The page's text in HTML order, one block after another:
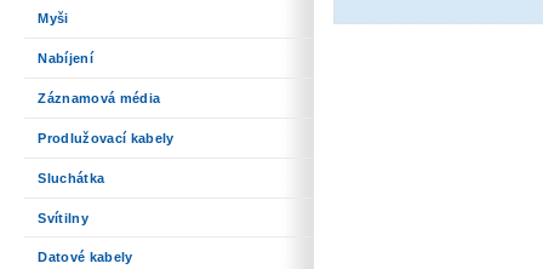
Myši
Nabíjení
Záznamová média
Prodlužovací kabely
Sluchátka
Svítilny
Datové kabely